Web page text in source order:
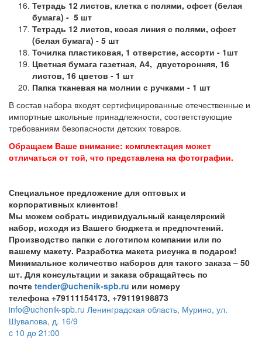
Тетрадь 12 листов, клетка с полями, офсет (белая
бумага) - 5 шт
Тетрадь 12 листов, косая линия с полями, офсет
(белая бумага) - 5 шт
Точилка пластиковая, 1 отверстие, ассорти - 1шт
Цветная бумага газетная, А4, двусторонняя, 16
листов, 16 цветов - 1 шт
Папка тканевая на молнии с ручками - 1 шт
В состав набора входят сертифицированные отечественные и
импортные школьные принадлежности, соответствующие
требованиям безопасности детских товаров.
Обращаем Ваше внимание: комплектация может
отличаться от той, что представлена на фотографии.
Специальное предложение для оптовых и
корпоративных клиентов!
Мы можем собрать индивидуальный канцелярский
набор, исходя из Вашего бюджета и предпочтений.
Производство папки с логотипом компании или по
вашему макету. Разработка макета рисунка в подарок!
Минимальное количество наборов для такого заказа – 50
шт. Для консультации и заказа обращайтесь по
почте tender@uchenik-spb.ru или номеру
телефона +79111154173, +79119198873
info@uchenik-spb.ru Ленинградская область, Мурино, ул.
Шувалова, д. 16/9
c 10 до 21:00